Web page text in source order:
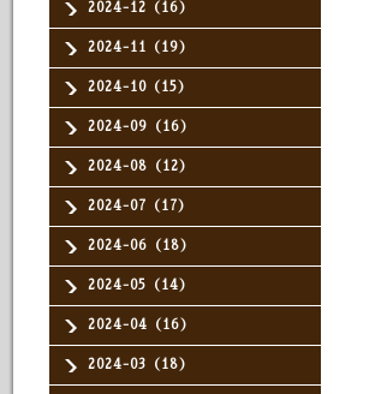
2024-12（16）
2024-11（19）
2024-10（15）
2024-09（16）
2024-08（12）
2024-07（17）
2024-06（18）
2024-05（14）
2024-04（16）
2024-03（18）